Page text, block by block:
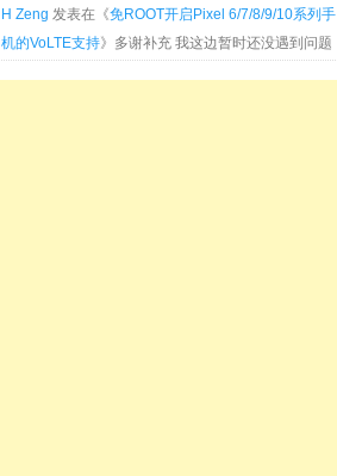
H Zeng 发表在《免ROOT开启Pixel 6/7/8/9/10系列手
机的VoLTE支持》多谢补充 我这边暂时还没遇到问题